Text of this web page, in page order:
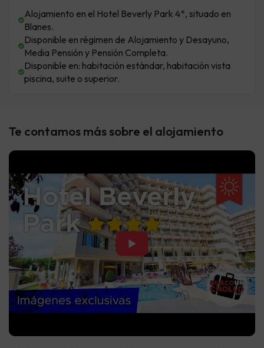
Alojamiento en el Hotel Beverly Park 4*, situado en
Blanes.
Disponible en régimen de Alojamiento y Desayuno,
Media Pensión y Pensión Completa.
Disponible en: habitación estándar, habitación vista
piscina, suite o superior.
Te contamos más sobre el alojamiento
▶